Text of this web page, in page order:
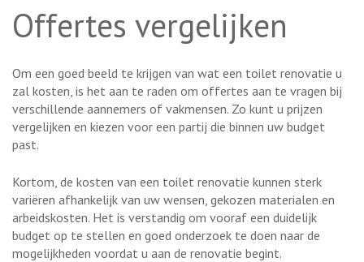
Offertes vergelijken
Om een goed beeld te krijgen van wat een toilet renovatie u
zal kosten, is het aan te raden om offertes aan te vragen bij
verschillende aannemers of vakmensen. Zo kunt u prijzen
vergelijken en kiezen voor een partij die binnen uw budget
past.
Kortom, de kosten van een toilet renovatie kunnen sterk
variëren afhankelijk van uw wensen, gekozen materialen en
arbeidskosten. Het is verstandig om vooraf een duidelijk
budget op te stellen en goed onderzoek te doen naar de
mogelijkheden voordat u aan de renovatie begint.